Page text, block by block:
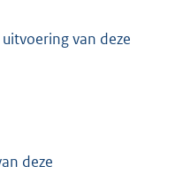
van deze
deze